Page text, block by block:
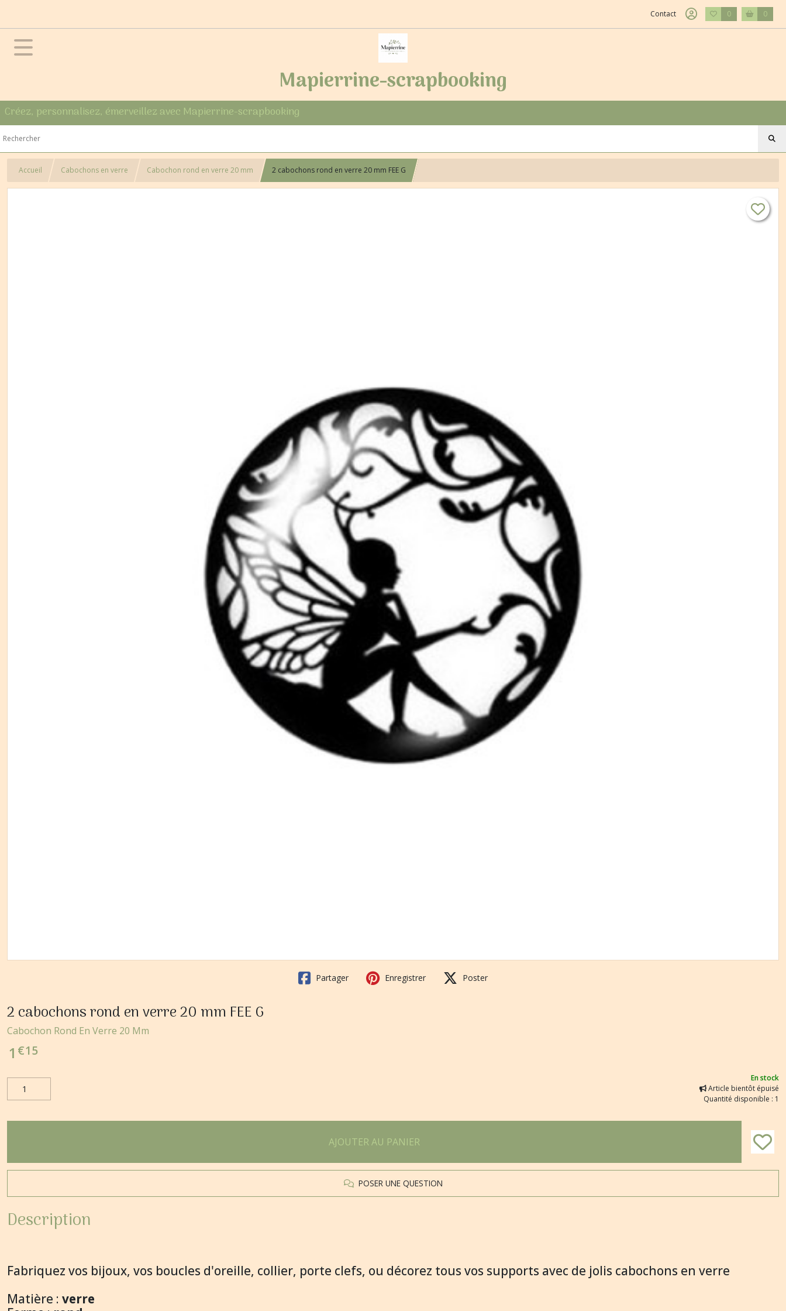
Contact 0 0
Mapierrine-scrapbooking
Créez, personnalisez, émerveillez avec Mapierrine-scrapbooking
Accueil Cabochons en verre Cabochon rond en verre 20 mm 2 cabochons rond en verre 20 mm FEE G
Partager Enregistrer Poster
2 cabochons rond en verre 20 mm FEE G
Cabochon Rond En Verre 20 Mm
1 €15
En stock
Article bientôt épuisé
Quantité disponible : 1
AJOUTER AU PANIER
POSER UNE QUESTION
Description
Fabriquez vos bijoux, vos boucles d'oreille, collier, porte clefs, ou décorez tous vos supports avec de jolis cabochons en verre
Matière : verre